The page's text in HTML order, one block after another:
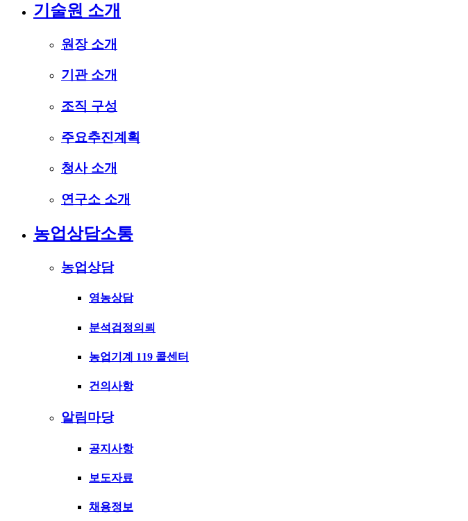
기술원 소개
원장 소개
기관 소개
조직 구성
주요추진계획
청사 소개
연구소 소개
농업상담소통
농업상담
영농상담
분석검정의뢰
농업기계 119 콜센터
건의사항
알림마당
공지사항
보도자료
채용정보